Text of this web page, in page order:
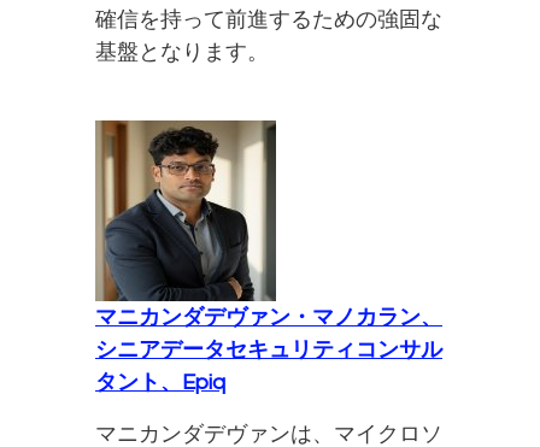
確信を持って前進するための強固な
基盤となります。
マニカンダデヴァン・マノカラン、
シニアデータセキュリティコンサル
タント、Epiq
マニカンダデヴァンは、マイクロソ